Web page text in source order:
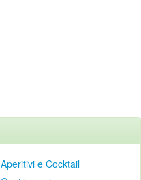
Aperitivi e Cocktail